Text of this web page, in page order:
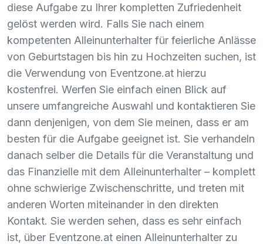
diese Aufgabe zu Ihrer kompletten Zufriedenheit
gelöst werden wird. Falls Sie nach einem
kompetenten Alleinunterhalter für feierliche Anlässe
von Geburtstagen bis hin zu Hochzeiten suchen, ist
die Verwendung von Eventzone.at hierzu
kostenfrei. Werfen Sie einfach einen Blick auf
unsere umfangreiche Auswahl und kontaktieren Sie
dann denjenigen, von dem Sie meinen, dass er am
besten für die Aufgabe geeignet ist. Sie verhandeln
danach selber die Details für die Veranstaltung und
das Finanzielle mit dem Alleinunterhalter – komplett
ohne schwierige Zwischenschritte, und treten mit
anderen Worten miteinander in den direkten
Kontakt. Sie werden sehen, dass es sehr einfach
ist, über Eventzone.at einen Alleinunterhalter zu